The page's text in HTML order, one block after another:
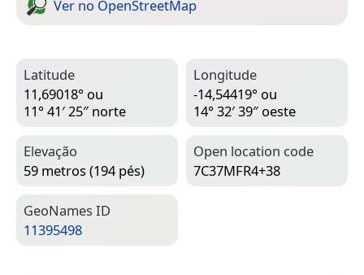
Ver no Open­Street­Map
Latitude
11,69018° ou
11° 41′ 25″ norte
Longitude
-14,54419° ou
14° 32′ 39″ oeste
Elevação
59 metros (194 pés)
Open location code
7C37MFR4+38
Geo­Names ID
11395498